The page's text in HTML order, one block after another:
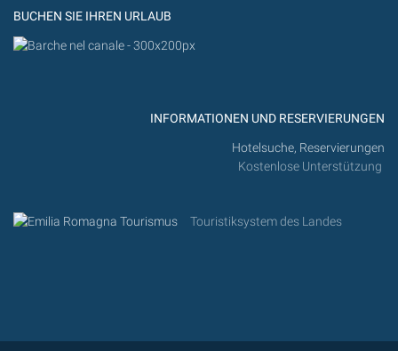
BUCHEN SIE IHREN URLAUB
INFORMATIONEN UND RESERVIERUNGEN
Hotelsuche, Reservierungen
Kostenlose Unterstützung
Touristiksystem des Landes